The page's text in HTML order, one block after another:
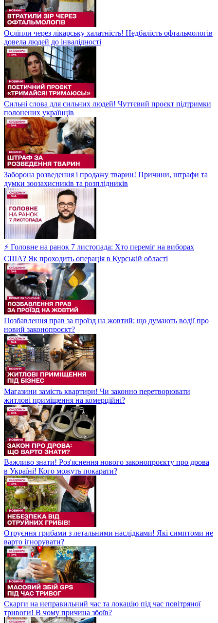
Осліпли через лікарську халатність! Недбалість офтальмологів
довела людей до інвалідності
Сильні слова для сильних людей! Чуттєвий проєкт підтримки
полонених українців
Заборона розведення і продажу тварин! Причини, штрафи та
думки зоозахисників та розплідників
⚡ Головне на ранок 7 листопада: Хто переміг на виборах
США? Як проходить операція в Курській області
Позбавлення прав за проїзд на жовтий: що думають водії про
новий законопроєкт?
Магазини замість квартири! Чи законно перетворювати
житлові приміщення на комерційні?
Важливо знати! Роз'яснення нового законопроєкту про дрова
в Україні! Кого можуть покарати?
Отруєння грибами з летальними наслідками! Які симптоми не
варто ігнорувати?
Скарги на неправильний час та локацію під час повітряної
тривоги! В чому причина збоїв?